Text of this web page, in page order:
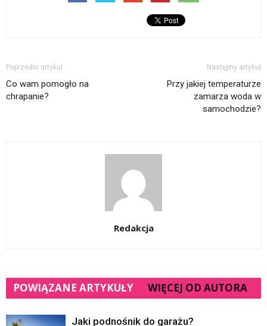
Poprzedni artykuł
Co wam pomogło na
chrapanie?
Następny artykuł
Przy jakiej temperaturze
zamarza woda w
samochodzie?
Redakcja
POWIĄZANE ARTYKUŁY WIĘCEJ OD AUTORA
Jaki podnośnik do garażu?